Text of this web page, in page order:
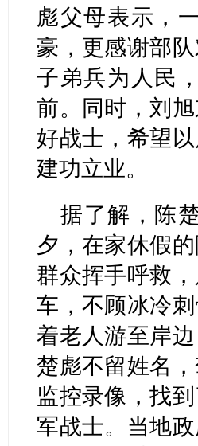
彪父母表示，
豪，更感谢部
子弟兵为人民
前。同时，刘
好战士，希望
建功立业。
据了解，陈
夕，在家休假
群众挥手呼救
车，不顾冰冷
着老人游至岸
楚彪不留姓名
监控录像，找
军战士。当地